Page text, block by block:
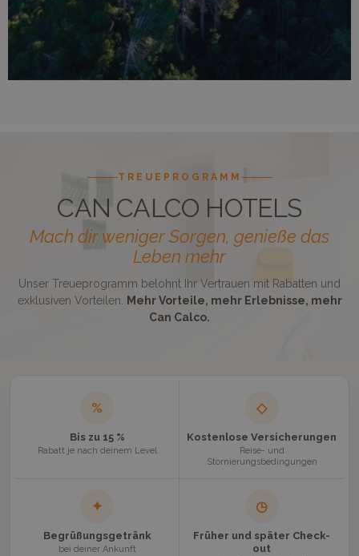
TREUEPROGRAMM
CAN CALCO HOTELS
Mach dir weniger Sorgen, genieße das
Leben mehr
Unser Treueprogramm belohnt Ihr Vertrauen mit Rabatten und
exklusiven Vorteilen. Mehr Vorteile, mehr Erlebnisse, mehr
Can Calco.
%
Bis zu 15 %
Rabatt je nach deinem Level
◇
Kostenlose Versicherungen
Reise- und
Stornierungsbedingungen
✦
Begrüßungsgetränk
bei deiner Ankunft
◷
Früher und später Check-
out